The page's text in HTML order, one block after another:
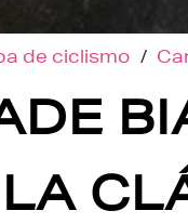
de ciclismo /